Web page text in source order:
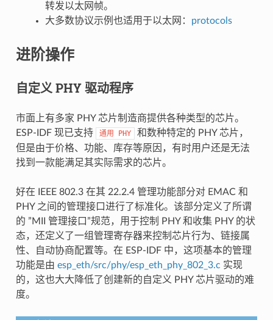
转发以太网帧。
大多数协议示例也适用于以太网： protocols
进阶操作
自定义 PHY 驱动程序
市面上有多家 PHY 芯片制造商提供各种类型的芯片。
ESP-IDF 现已支持
通用 PHY
和数种特定的 PHY 芯片，
但是由于价格、功能、库存等原因，有时用户还是无法
找到一款能满足其实际需求的芯片。
好在 IEEE 802.3 在其 22.2.4 管理功能部分对 EMAC 和
PHY 之间的管理接口进行了标准化。该部分定义了所谓
的 ”MII 管理接口”规范，用于控制 PHY 和收集 PHY 的状
态，还定义了一组管理寄存器来控制芯片行为、链接属
性、自动协商配置等。在 ESP-IDF 中，这项基本的管理
功能是由 esp_eth/src/phy/esp_eth_phy_802_3.c 实现
的，这也大大降低了创建新的自定义 PHY 芯片驱动的难
度。